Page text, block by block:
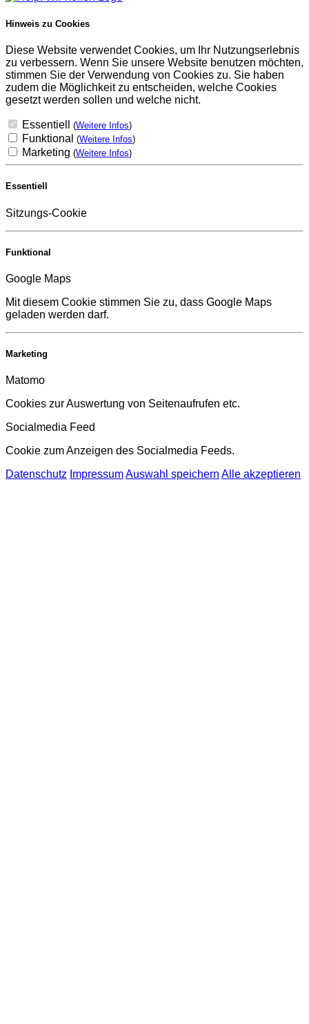
Hinweis zu Cookies
Diese Website verwendet Cookies, um Ihr Nutzungserlebnis
zu verbessern. Wenn Sie unsere Website benutzen möchten,
stimmen Sie der Verwendung von Cookies zu. Sie haben
zudem die Möglichkeit zu entscheiden, welche Cookies
gesetzt werden sollen und welche nicht.
Essentiell (Weitere Infos)
Funktional (Weitere Infos)
Marketing (Weitere Infos)
Essentiell
Sitzungs-Cookie
Funktional
Google Maps
Mit diesem Cookie stimmen Sie zu, dass Google Maps
geladen werden darf.
Marketing
Matomo
Cookies zur Auswertung von Seitenaufrufen etc.
Socialmedia Feed
Cookie zum Anzeigen des Socialmedia Feeds.
Datenschutz ImpressumAuswahl speichern Alle akzeptieren